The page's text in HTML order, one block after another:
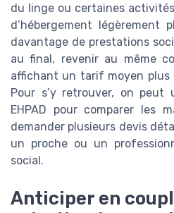
du linge ou certaines
d’hébergement légèrement
davantage de prestations
au final, revenir au même
affichant un tarif moyen plus
Pour s’y retrouver, on peut
EHPAD pour comparer les
demander plusieurs devis
un proche ou un
social.
Anticiper en